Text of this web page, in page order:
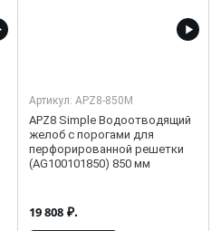
Артикул: APZ8-850M
APZ8 Simple Водоотводящий
желоб с порогами для
перфорированной решетки
(AG100101850) 850 мм
19 808 ₽.